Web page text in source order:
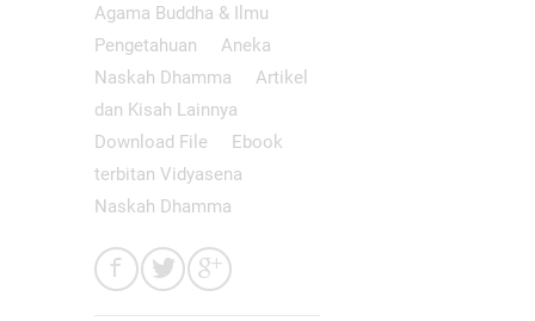
Agama Buddha & Ilmu
Pengetahuan
Aneka
Naskah Dhamma
Artikel
dan Kisah Lainnya
Download File
Ebook
terbitan Vidyasena
Naskah Dhamma